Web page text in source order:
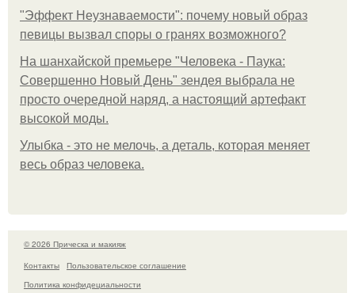
"Эффект Неузнаваемости": почему новый образ
певицы вызвал споры о гранях возможного?
На шанхайской премьере "Человека - Паука:
Совершенно Новый День" зендея выбрала не
просто очередной наряд, а настоящий артефакт
высокой моды.
Улыбка - это не мелочь, а деталь, которая меняет
весь образ человека.
© 2026 Прическа и макияж
Контакты
Пользовательское соглашение
Политика конфидециальности